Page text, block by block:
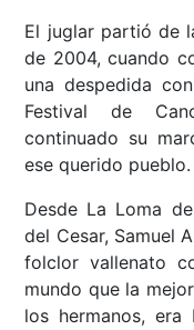
El juglar partió de
de 2004, cuando
una despedida
Festival de
continuado su
ese querido pueblo.
Desde La Loma
del Cesar, Samuel
folclor vallenato
mundo que la
los hermanos,